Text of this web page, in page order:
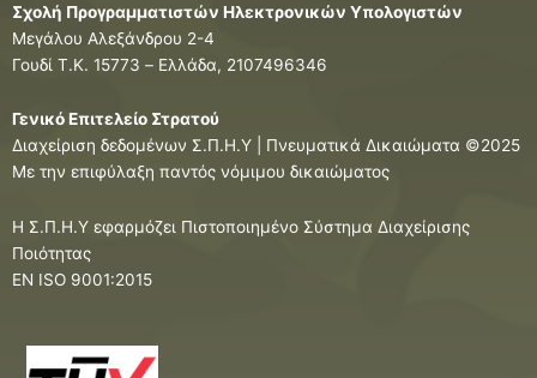
Σχολή Προγραμματιστών Ηλεκτρονικών Υπολογιστών
Μεγάλου Αλεξάνδρου 2-4
Γουδί Τ.Κ. 15773 – Ελλάδα, 2107496346
Γενικό Επιτελείο Στρατού
Διαχείριση δεδομένων Σ.Π.Η.Υ | Πνευματικά Δικαιώματα ©2025
Με την επιφύλαξη παντός νόμιμου δικαιώματος
Η Σ.Π.Η.Υ εφαρμόζει Πιστοποιημένο Σύστημα Διαχείρισης
Ποιότητας
EN ISO 9001:2015